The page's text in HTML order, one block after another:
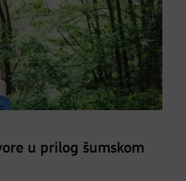
u prilog šumskom